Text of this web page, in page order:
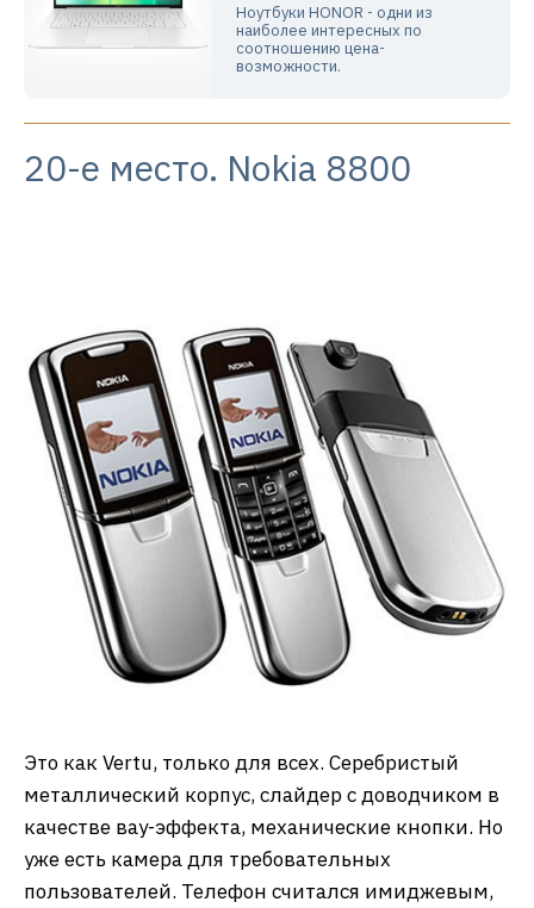
Ноутбуки HONOR - одни из
наиболее интересных по
соотношению цена-
возможности.
20-е место. Nokia 8800
Это как Vertu, только для всех. Серебристый
металлический корпус, слайдер с доводчиком в
качестве вау-эффекта, механические кнопки. Но
уже есть камера для требовательных
пользователей. Телефон считался имиджевым,